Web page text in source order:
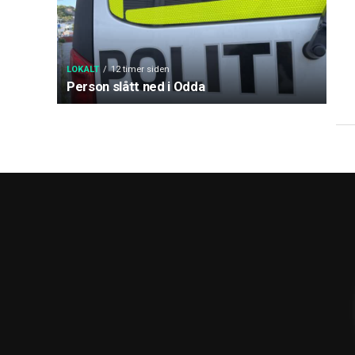
LOKALT 12 timer siden
Person slått ned i Odda